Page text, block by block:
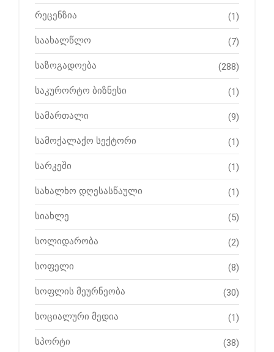
რეცენზია (1)
საახალწლო (7)
საზოგადოება (288)
საკურორტო ბიზნესი (1)
სამართალი (9)
სამოქალაქო სექტორი (1)
სარკეში (1)
სახალხო დღესასწაული (1)
სიახლე (5)
სოლიდარობა (2)
სოფელი (8)
სოფლის მეურნეობა (30)
სოციალური მედია (1)
სპორტი (38)